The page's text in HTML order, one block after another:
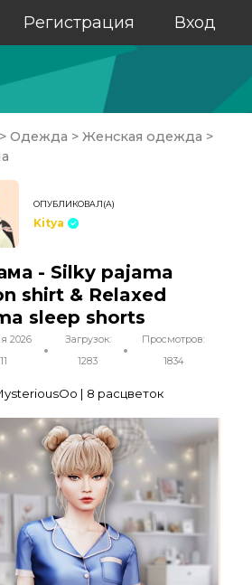
Регистрация Вход
> Одежда > Женская одежда >
ОПУБЛИКОВАЛ(А)
Kitya
- Silky pajama
shirt & Relaxed
sleep shorts
2026
Загрузок:
1283
Просмотров:
1834
| 8 расцветок